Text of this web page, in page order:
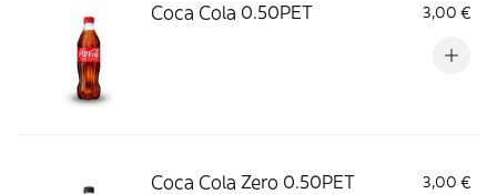
Coca Cola 0.50PET 3,00 €
Coca Cola Zero 0.50PET 3,00 €